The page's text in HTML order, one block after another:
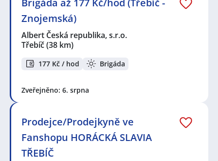
Znojemská)
Albert Česká republika, s.r.o.
Třebíč(38 km)
177 Kč / hod Brigáda
Zveřejněno: 6. srpna
Prodejce/Prodejkyně ve
Fanshopu HORÁCKÁ SLAVIA
TŘEBÍČ